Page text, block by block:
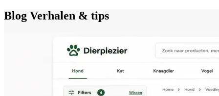
Blog Verhalen & tips